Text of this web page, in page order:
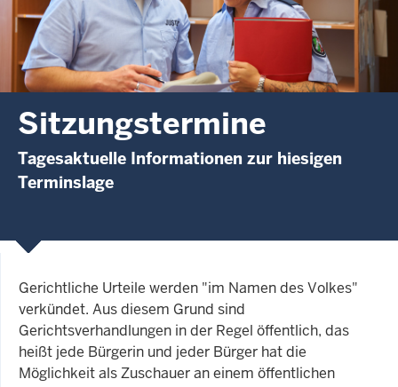
Sitzungstermine
Tagesaktuelle Informationen zur hiesigen
Terminslage
Gerichtliche Urteile werden "im Namen des Volkes"
verkündet. Aus diesem Grund sind
Gerichtsverhandlungen in der Regel öffentlich, das
heißt jede Bürgerin und jeder Bürger hat die
Möglichkeit als Zuschauer an einem öffentlichen